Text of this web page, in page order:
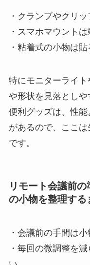
・クランプやクリ
・スマホマウント
・粘着式の小物は
特にモニターライ
や形状を見落としや
便利グッズは、性
があるので、ここ
です。
リモート会議前
の小物を整理する
・会議前の手間は
・毎回の微調整を